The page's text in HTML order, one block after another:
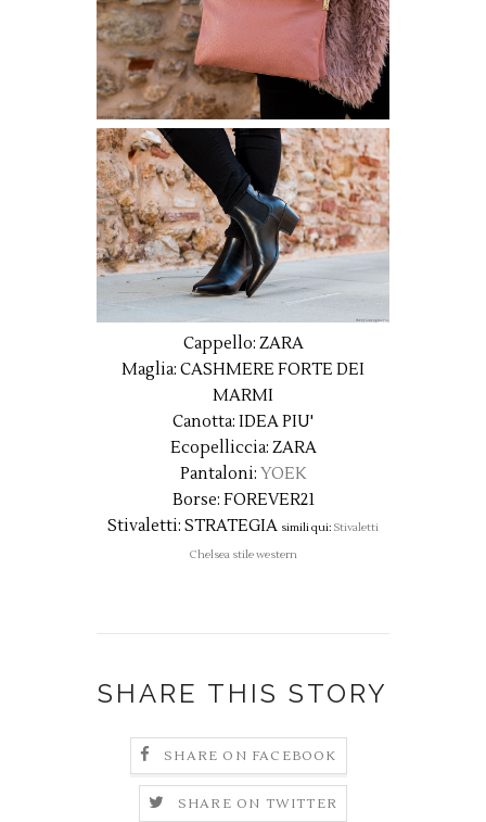
Cappello: ZARA
Maglia: CASHMERE FORTE DEI
MARMI
Canotta: IDEA PIU'
Ecopelliccia: ZARA
Pantaloni: YOEK
Borse: FOREVER21
Stivaletti: STRATEGIA simili qui: Stivaletti
Chelsea stile western
SHARE THIS STORY
SHARE ON FACEBOOK
SHARE ON TWITTER